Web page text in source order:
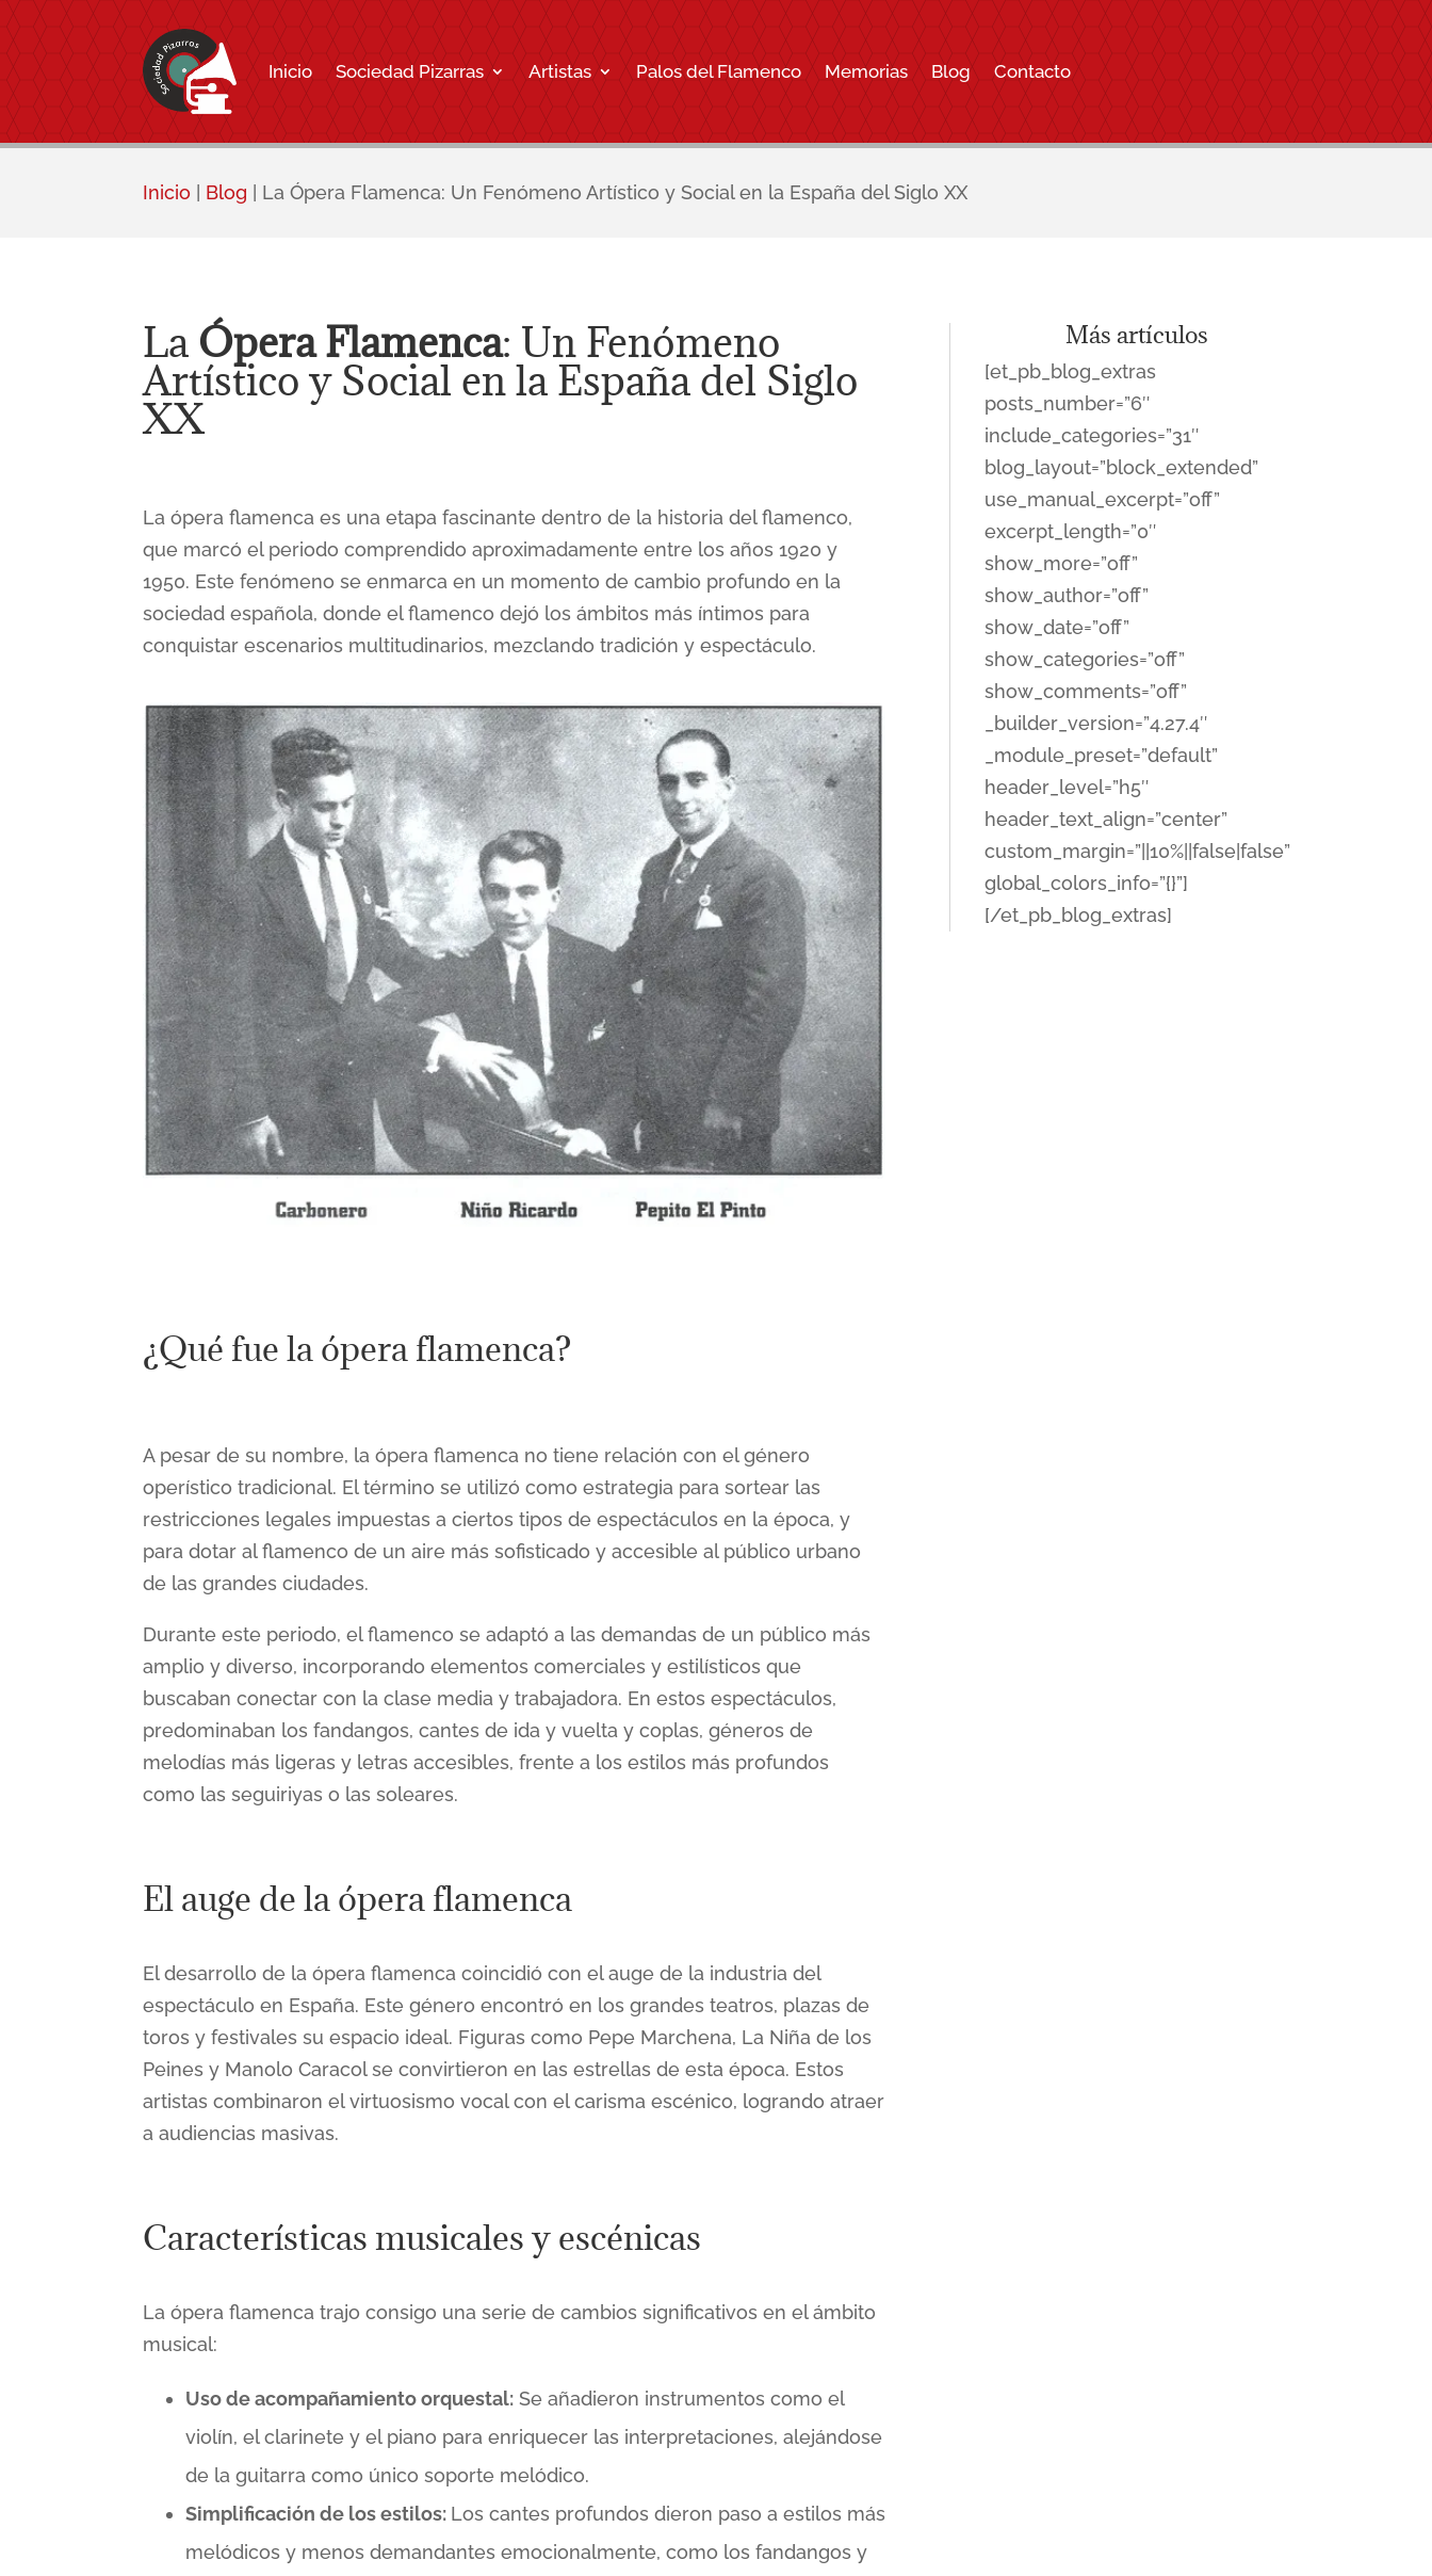
Inicio Sociedad Pizarras Artistas Palos del Flamenco Memorias Blog Contacto
Inicio | Blog | La Ópera Flamenca: Un Fenómeno Artístico y Social en la España del Siglo XX
La Ópera Flamenca: Un Fenómeno
Artístico y Social en la España del Siglo
XX
La ópera flamenca es una etapa fascinante dentro de la historia del flamenco,
que marcó el periodo comprendido aproximadamente entre los años 1920 y
1950. Este fenómeno se enmarca en un momento de cambio profundo en la
sociedad española, donde el flamenco dejó los ámbitos más íntimos para
conquistar escenarios multitudinarios, mezclando tradición y espectáculo.
¿Qué fue la ópera flamenca?
A pesar de su nombre, la ópera flamenca no tiene relación con el género
operístico tradicional. El término se utilizó como estrategia para sortear las
restricciones legales impuestas a ciertos tipos de espectáculos en la época, y
para dotar al flamenco de un aire más sofisticado y accesible al público urbano
de las grandes ciudades​​.
Durante este periodo, el flamenco se adaptó a las demandas de un público más
amplio y diverso, incorporando elementos comerciales y estilísticos que
buscaban conectar con la clase media y trabajadora. En estos espectáculos,
predominaban los fandangos, cantes de ida y vuelta y coplas, géneros de
melodías más ligeras y letras accesibles, frente a los estilos más profundos
como las seguiriyas o las soleares​​.
El auge de la ópera flamenca
El desarrollo de la ópera flamenca coincidió con el auge de la industria del
espectáculo en España. Este género encontró en los grandes teatros, plazas de
toros y festivales su espacio ideal. Figuras como Pepe Marchena, La Niña de los
Peines y Manolo Caracol se convirtieron en las estrellas de esta época. Estos
artistas combinaron el virtuosismo vocal con el carisma escénico, logrando atraer
a audiencias masivas​​.
Características musicales y escénicas
La ópera flamenca trajo consigo una serie de cambios significativos en el ámbito
musical:
Uso de acompañamiento orquestal: Se añadieron instrumentos como el
violín, el clarinete y el piano para enriquecer las interpretaciones, alejándose
de la guitarra como único soporte melódico.
Simplificación de los estilos: Los cantes profundos dieron paso a estilos más
melódicos y menos demandantes emocionalmente, como los fandangos y
Más artículos
[et_pb_blog_extras
posts_number=”6″
include_categories=”31″
blog_layout=”block_extended”
use_manual_excerpt=”off”
excerpt_length=”0″
show_more=”off”
show_author=”off”
show_date=”off”
show_categories=”off”
show_comments=”off”
_builder_version=”4.27.4″
_module_preset=”default”
header_level=”h5″
header_text_align=”center”
custom_margin=”||10%||false|false”
global_colors_info=”{}”]
[/et_pb_blog_extras]